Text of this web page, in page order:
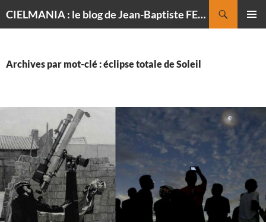
CIELMANIA : le blog de Jean-Baptiste FELDMANN, photographe du ciel
Archives par mot-clé : éclipse totale de Soleil